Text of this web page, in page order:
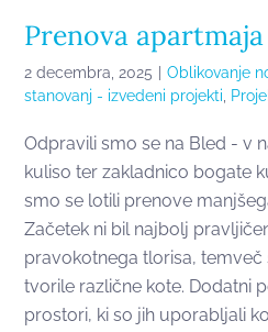
Prenova
2 decembra, 2025 Oblikovanje
stanovanj - izvedeni projekti,
Odpravili smo se na Bled - v
kuliso ter zakladnico bogate
smo se lotili prenove
Začetek ni bil najbolj
pravokotnega tlorisa, temveč
tvorile različne kote. Dodatni
prostori, ki so jih uporabljali